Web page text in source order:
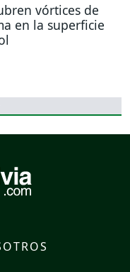
vórtices de
en la superficie